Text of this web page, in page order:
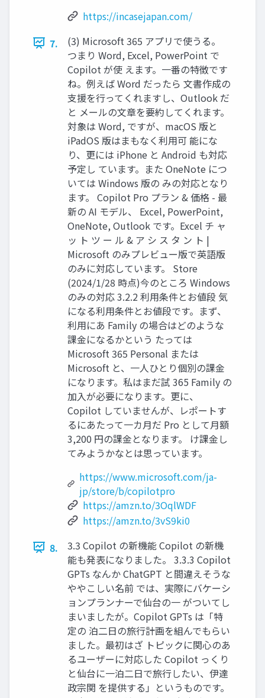
https://incasejapan.com/
7.
(3) Microsoft 365 アプリで使うる。
つまり Word, Excel, PowerPoint で
Copilot が使 えます。一番の特徴です
ね。例えば Word だったら 文書作成の
支援を行ってくれますし、Outlook だ
と メールの文章を要約してくれます。
対象は Word, ですが、macOS 版と
iPadOS 版はまもなく利用可 能にな
り、更には iPhone と Android も対応
予定し ています。また OneNote につ
いては Windows 版の みの対応となり
ます。 Copilot Pro プラン & 価格 - 最
新の AI モデル、 Excel, PowerPoint,
OneNote, Outlook です。Excel チ ャ
ッ ト ツ ー ル & ア シ ス タ ン ト |
Microsoft のみプレビュー版で英語版
のみに対応しています。 Store
(2024/1/28 時点)今のところ Windows
のみの対応 3.2.2 利用条件とお値段 気
になる利用条件とお値段です。まず、
利用にあ Family の場合はどのような
課金になるかという たっては
Microsoft 365 Personal または
Microsoft と、一人ひとり個別の課金
になります。私はまだ試 365 Family の
加入が必要になります。更に、
Copilot していませんが、レポートす
るにあたって一カ月だ Pro として月額
3,200 円の課金となります。 け課金し
てみようかなとは思っています。
https://www.microsoft.com/ja-
jp/store/b/copilotpro
https://amzn.to/3OqlWDF
https://amzn.to/3vS9ki0
8.
3.3 Copilot の新機能 Copilot の新機
能も発表になりました。 3.3.3 Copilot
GPTs なんか ChatGPT と間違えそうな
ややこしい名前 では、実際にバケーシ
ョンプランナーで仙台の一 がついてし
まいましたが。Copilot GPTs は「特
定の 泊二日の旅行計画を組んでもらい
ました。最初はざ トピックに関心のあ
るユーザーに対応した Copilot っくり
と仙台に一泊二日で旅行したい、伊達
政宗関 を提供する」というものです。